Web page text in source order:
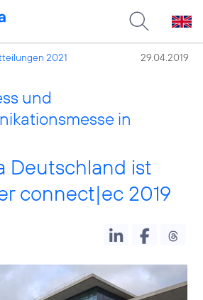
2021 29.04.2019
und
in
Deutschland ist
connect|ec 2019